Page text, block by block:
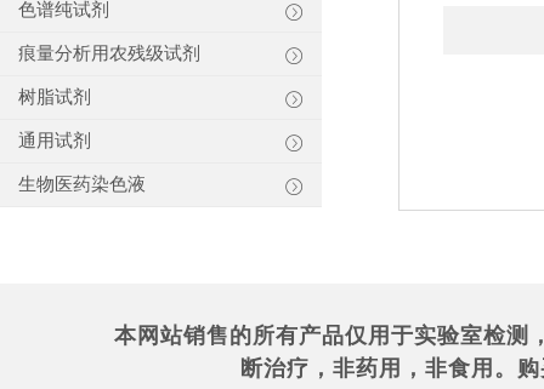
色谱纯试剂
痕量分析用农残级试剂
树脂试剂
通用试剂
生物医药染色液
本网站销售的所有产品仅用于实验室检测
断治疗，非药用，非食用。